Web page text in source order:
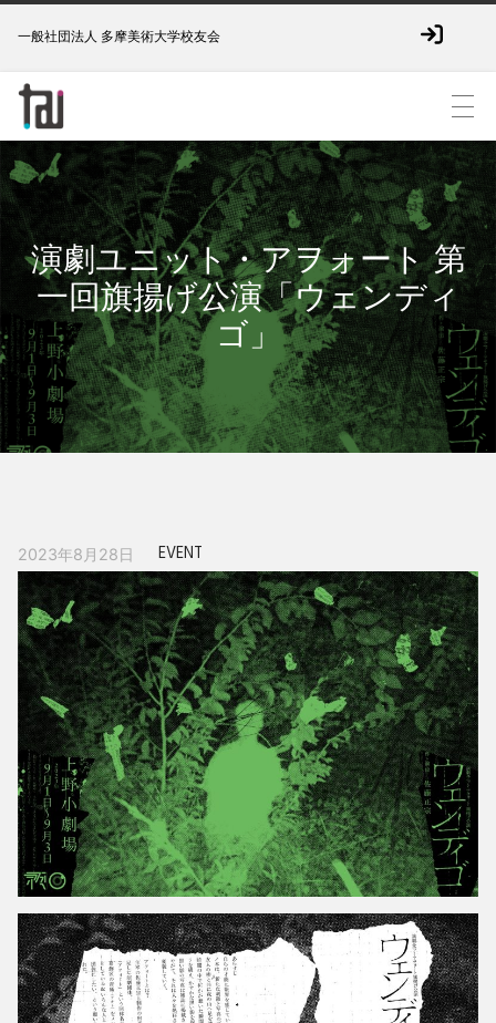
一般社団法人 多摩美術大学校友会
演劇ユニット・アヲォート 第
一回旗揚げ公演「ウェンディ
ゴ」
2023年8月28日 EVENT